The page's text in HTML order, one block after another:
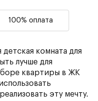
100% оплата
детская комната для
лучше для
квартиры в ЖК
эту мечту.